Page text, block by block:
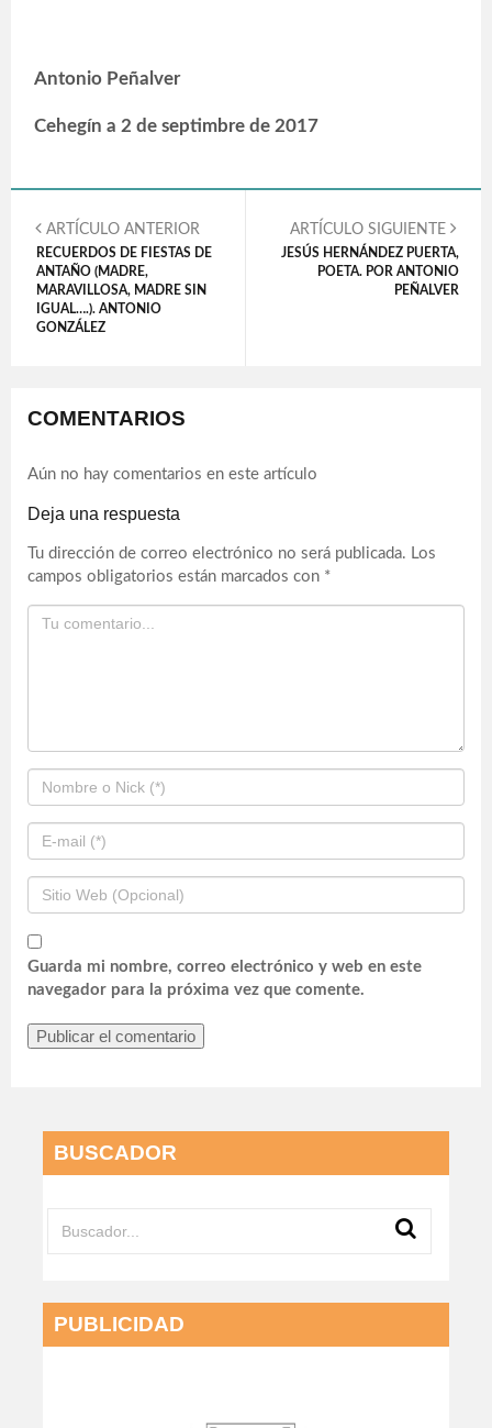
Antonio Peñalver
Cehegín a 2 de septimbre de 2017
ARTÍCULO ANTERIOR
RECUERDOS DE FIESTAS DE
ANTAÑO (MADRE,
MARAVILLOSA, MADRE SIN
IGUAL….). ANTONIO
GONZÁLEZ
ARTÍCULO SIGUIENTE
JESÚS HERNÁNDEZ PUERTA,
POETA. POR ANTONIO
PEÑALVER
COMENTARIOS
Aún no hay comentarios en este artículo
Deja una respuesta
Tu dirección de correo electrónico no será publicada. Los
campos obligatorios están marcados con *
Guarda mi nombre, correo electrónico y web en este
navegador para la próxima vez que comente.
BUSCADOR
PUBLICIDAD